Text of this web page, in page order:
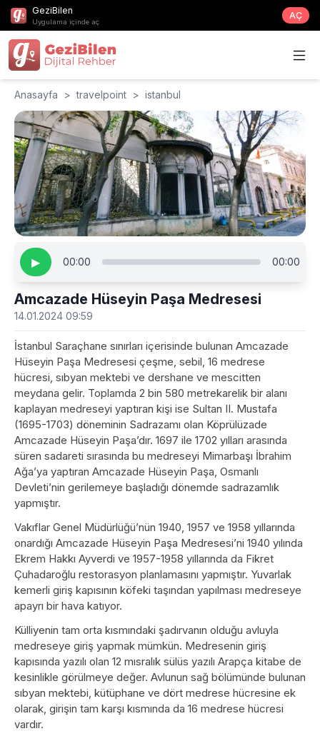
GeziBilen
Uygulama içinde aç
AÇ
Anasayfa > travelpoint > istanbul
▶ 00:00 00:00
Amcazade Hüseyin Paşa Medresesi
14.01.2024 09:59
İstanbul Saraçhane sınırları içerisinde bulunan Amcazade
Hüseyin Paşa Medresesi çeşme, sebil, 16 medrese
hücresi, sıbyan mektebi ve dershane ve mescitten
meydana gelir. Toplamda 2 bin 580 metrekarelik bir alanı
kaplayan medreseyi yaptıran kişi ise Sultan II. Mustafa
(1695-1703) döneminin Sadrazamı olan Köprülüzade
Amcazade Hüseyin Paşa’dır. 1697 ile 1702 yılları arasında
süren sadareti sırasında bu medreseyi Mimarbaşı İbrahim
Ağa’ya yaptıran Amcazade Hüseyin Paşa, Osmanlı
Devleti’nin gerilemeye başladığı dönemde sadrazamlık
yapmıştır.
Vakıflar Genel Müdürlüğü’nün 1940, 1957 ve 1958 yıllarında
onardığı Amcazade Hüseyin Paşa Medresesi’ni 1940 yılında
Ekrem Hakkı Ayverdi ve 1957-1958 yıllarında da Fikret
Çuhadaroğlu restorasyon planlamasını yapmıştır. Yuvarlak
kemerli giriş kapısının köfeki taşından yapılması medreseye
apayrı bir hava katıyor.
Külliyenin tam orta kısmındaki şadırvanın olduğu avluyla
medreseye giriş yapmak mümkün. Medresenin giriş
kapısında yazılı olan 12 mısralık sülüs yazılı Arapça kitabe de
kesinlikle görülmeye değer. Avlunun sağ bölümünde bulunan
sıbyan mektebi, kütüphane ve dört medrese hücresine ek
olarak, girişin tam karşı kısmında da 16 medrese hücresi
vardır.